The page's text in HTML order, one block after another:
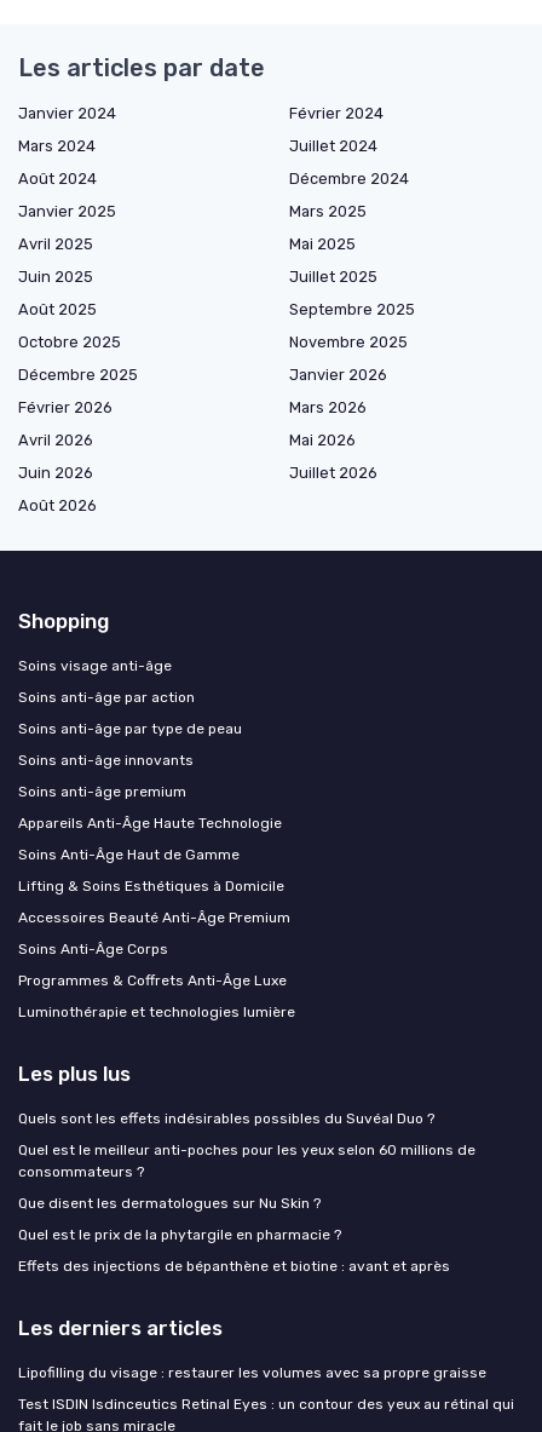
Les articles par date
Janvier 2024
Février 2024
Mars 2024
Juillet 2024
Août 2024
Décembre 2024
Janvier 2025
Mars 2025
Avril 2025
Mai 2025
Juin 2025
Juillet 2025
Août 2025
Septembre 2025
Octobre 2025
Novembre 2025
Décembre 2025
Janvier 2026
Février 2026
Mars 2026
Avril 2026
Mai 2026
Juin 2026
Juillet 2026
Août 2026
Shopping
Soins visage anti-âge
Soins anti-âge par action
Soins anti-âge par type de peau
Soins anti-âge innovants
Soins anti-âge premium
Appareils Anti-Âge Haute Technologie
Soins Anti-Âge Haut de Gamme
Lifting & Soins Esthétiques à Domicile
Accessoires Beauté Anti-Âge Premium
Soins Anti-Âge Corps
Programmes & Coffrets Anti-Âge Luxe
Luminothérapie et technologies lumière
Les plus lus
Quels sont les effets indésirables possibles du Suvéal Duo ?
Quel est le meilleur anti-poches pour les yeux selon 60 millions de
consommateurs ?
Que disent les dermatologues sur Nu Skin ?
Quel est le prix de la phytargile en pharmacie ?
Effets des injections de bépanthène et biotine : avant et après
Les derniers articles
Lipofilling du visage : restaurer les volumes avec sa propre graisse
Test ISDIN Isdinceutics Retinal Eyes : un contour des yeux au rétinal qui
fait le job sans miracle